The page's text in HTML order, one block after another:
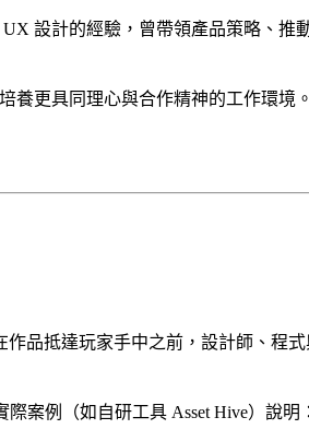
設計的經驗，曾帶領產品策略、
養更具同理心與合作精神的工作環境。
品抵達玩家手中之前，設計師、
案例（如自研工具 Asset Hive）說